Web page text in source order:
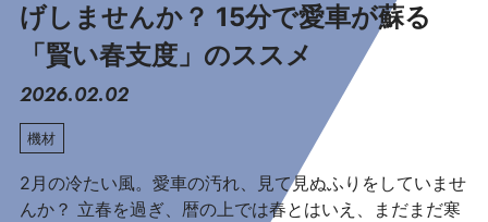
げしませんか？ 15分で愛車が蘇る
「賢い春支度」のススメ
2026.02.02
機材
2月の冷たい風。愛車の汚れ、見て見ぬふりをしていませ
んか？ 立春を過ぎ、暦の上では春とはいえ、まだまだ寒